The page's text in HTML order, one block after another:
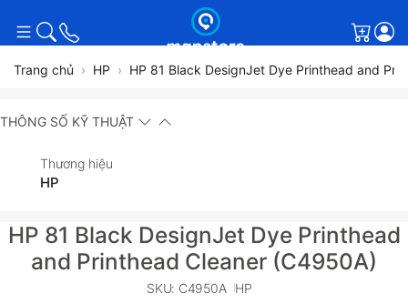
Giỏ
Trang chủ HP HP 81 Black DesignJet Dye Printhead and
THÔNG SỐ KỸ THUẬT
Thương hiệu
HP
HP 81 Black DesignJet Dye Printhead
and Printhead Cleaner (C4950A)
SKU: C4950A HP